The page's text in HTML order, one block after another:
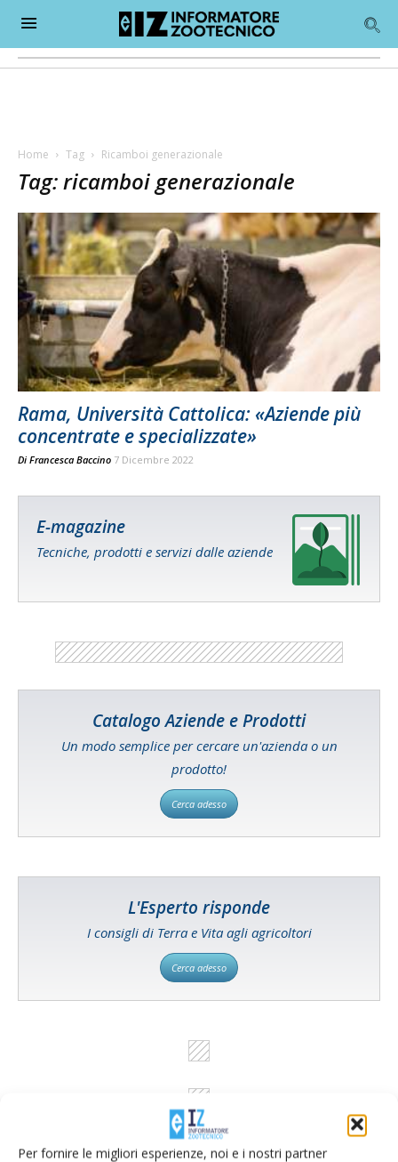
Per fornire le migliori esperienze, noi e i nostri partner
Home Tag Ricamboi generazionale
Tag: ricamboi generazionale
Rama, Università Cattolica: «Aziende più
concentrate e specializzate»
Di Francesca Baccino 7 Dicembre 2022
E-magazine
Tecniche, prodotti e servizi dalle aziende
Catalogo Aziende e Prodotti
Un modo semplice per cercare un'azienda o un
prodotto!
Cerca adesso
L'Esperto risponde
I consigli di Terra e Vita agli agricoltori
Cerca adesso